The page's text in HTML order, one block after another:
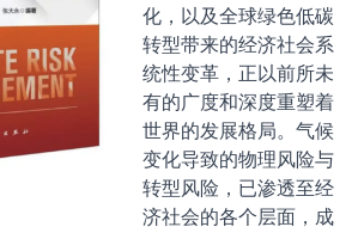
化，以及全球绿色低碳
转型带来的经济社会系
统性变革，正以前所未
有的广度和深度重塑着
世界的发展格局。气候
变化导致的物理风险与
转型风险，已渗透至经
济社会的各个层面，成